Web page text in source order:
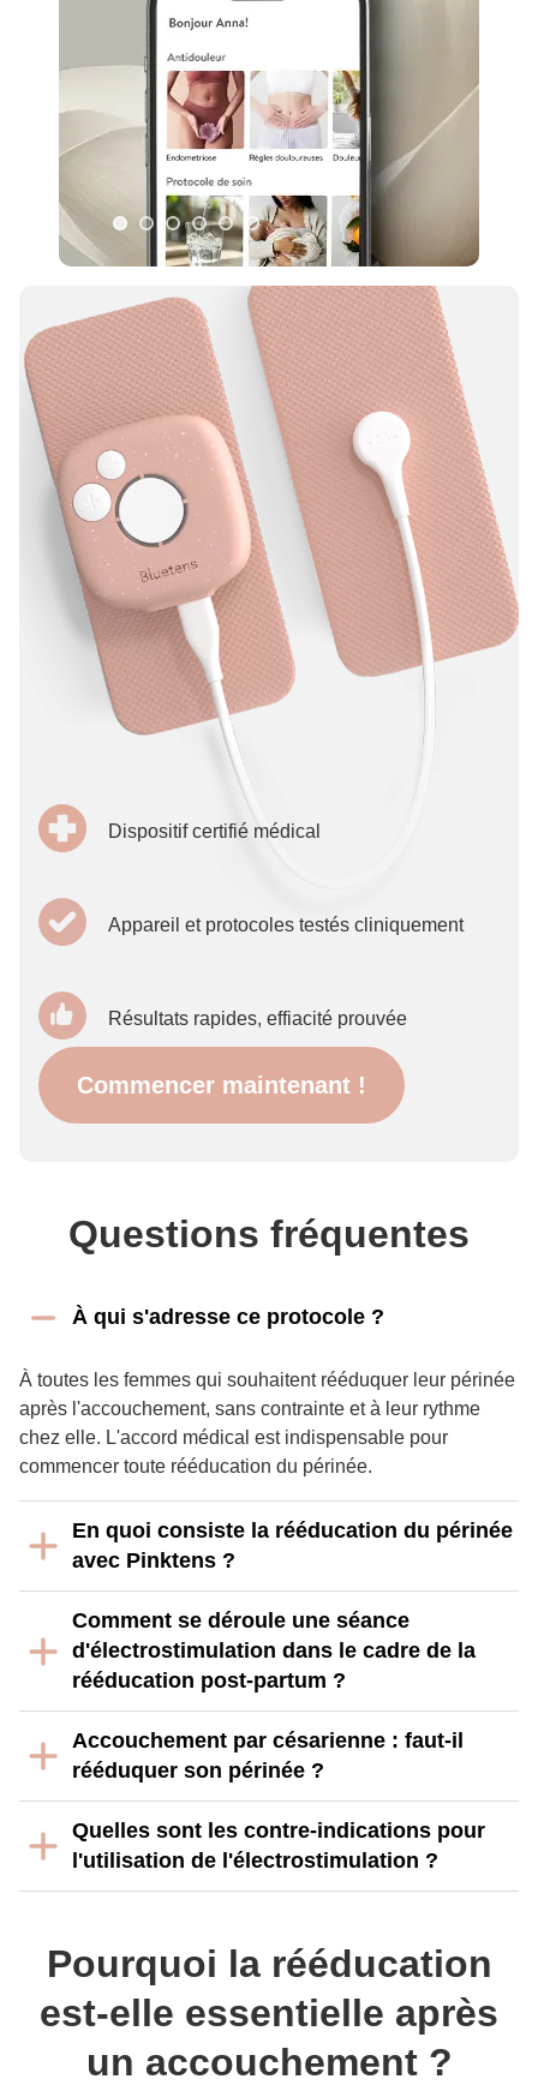
Dispositif certifié médical
Appareil et protocoles testés cliniquement
Résultats rapides, effiacité prouvée
Commencer maintenant !
Questions fréquentes
À qui s'adresse ce protocole ?
À toutes les femmes qui souhaitent rééduquer leur périnée
après l'accouchement, sans contrainte et à leur rythme
chez elle. L'accord médical est indispensable pour
commencer toute rééducation du périnée.
En quoi consiste la rééducation du périnée
avec Pinktens ?
Comment se déroule une séance
d'électrostimulation dans le cadre de la
rééducation post-partum ?
Accouchement par césarienne : faut-il
rééduquer son périnée ?
Quelles sont les contre-indications pour
l'utilisation de l'électrostimulation ?
Pourquoi la rééducation
est-elle essentielle après
un accouchement ?